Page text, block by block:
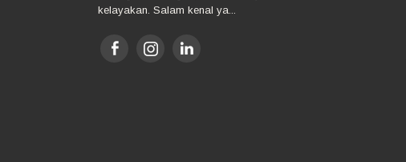
kelayakan. Salam kenal ya...